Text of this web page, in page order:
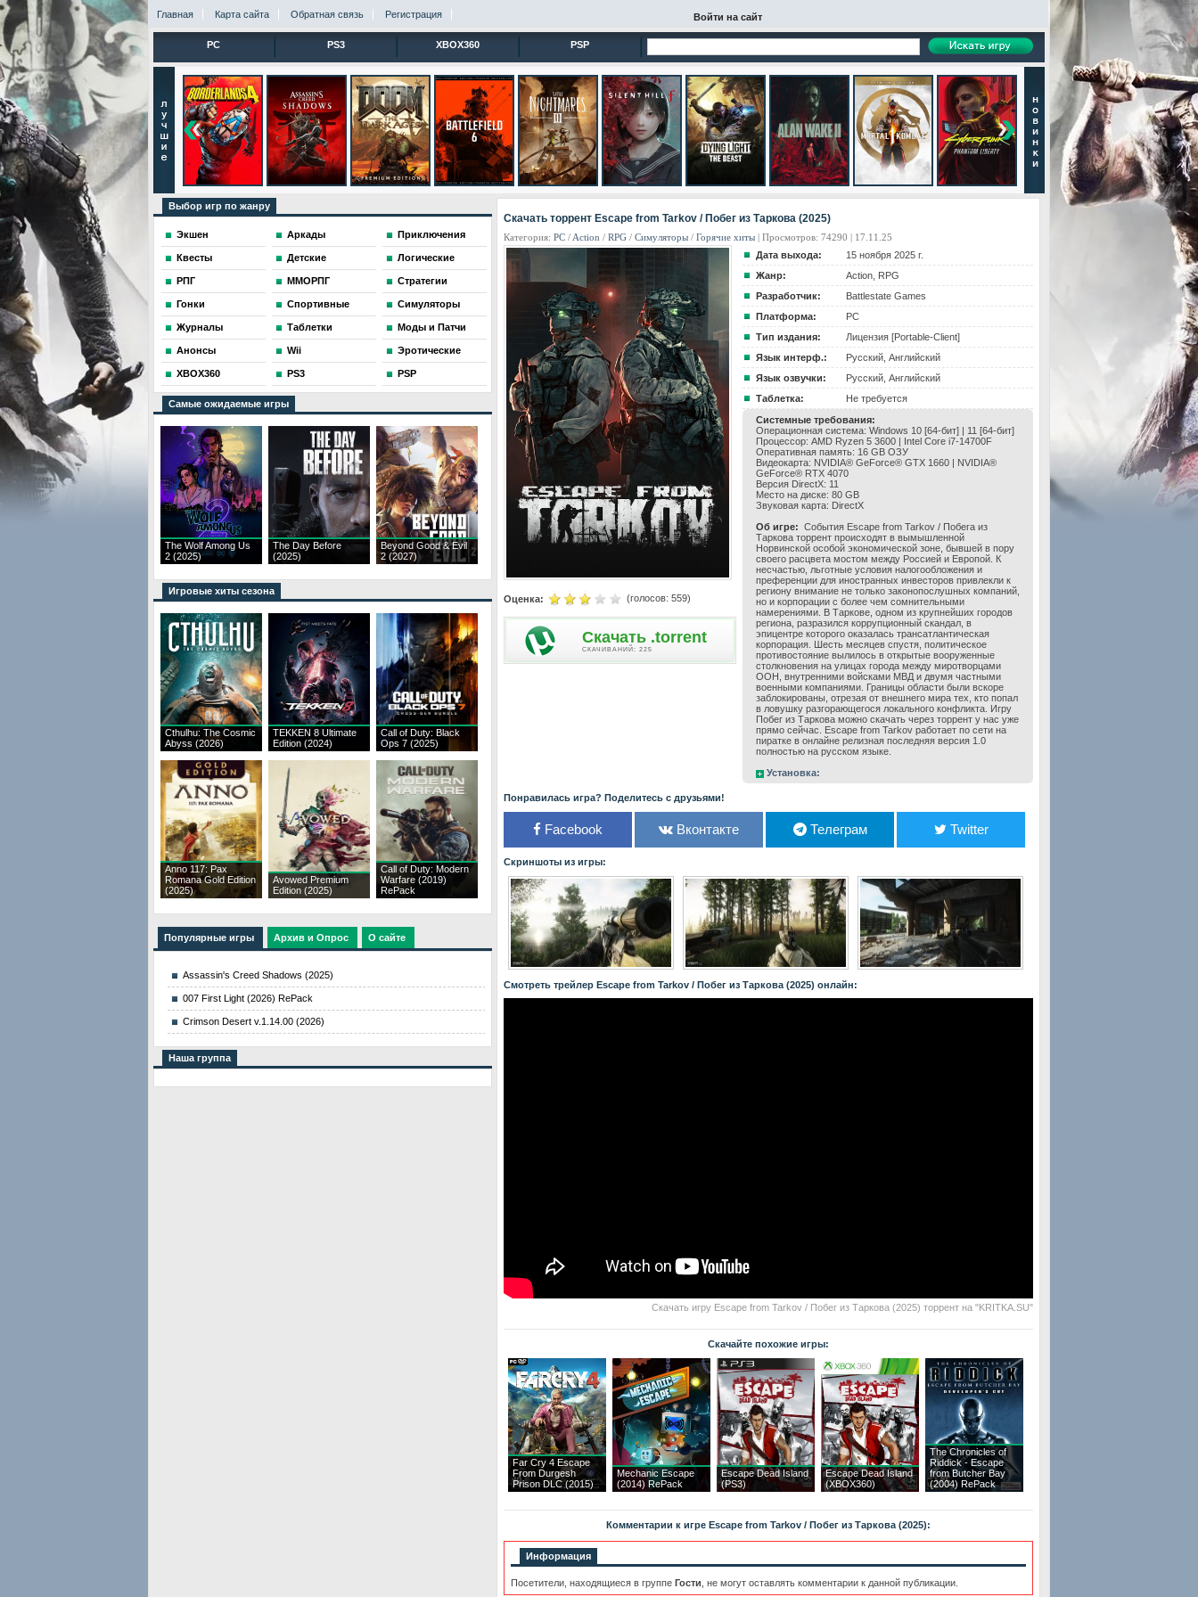
Главная Карта сайта Обратная связь Регистрация Войти на сайт
PC PS3 XBOX360 PSP
Выбор игр по жанру
Экшен Аркады Приключения
Квесты Детские Логические
РПГ ММОРПГ Стратегии
Гонки Спортивные Симуляторы
Журналы Таблетки Моды и Патчи
Анонсы Wii Эротические
XBOX360 PS3 PSP
Самые ожидаемые игры
The Wolf Among Us
2 (2025)
The Day Before
(2025)
Beyond Good & Evil
2 (2027)
Игровые хиты сезона
Cthulhu: The Cosmic
Abyss (2026)
TEKKEN 8 Ultimate
Edition (2024)
Call of Duty: Black
Ops 7 (2025)
Anno 117: Pax
Romana Gold Edition
(2025)
Avowed Premium
Edition (2025)
Call of Duty: Modern
Warfare (2019)
RePack
Популярные игры Архив и Опрос О сайте
Assassin's Creed Shadows (2025)
007 First Light (2026) RePack
Crimson Desert v.1.14.00 (2026)
Наша группа
Скачать торрент Escape from Tarkov / Побег из Таркова (2025)
Категория: PC / Action / RPG / Cимуляторы / Горячие хиты | Просмотров: 74290 | 17.11.25
Оценка: (голосов: 559)
Скачать .torrent
CКАЧИВАНИЙ: 225
Дата выхода:
15 ноября 2025 г.
Жанр:
Action, RPG
Разработчик:
Battlestate Games
Платформа:
PC
Тип издания:
Лицензия [Portable-Client]
Язык интерф.:
Русский, Английский
Язык озвучки:
Русский, Английский
Таблетка:
Не требуется
Системные требования:
Операционная система: Windows 10 [64-бит] | 11 [64-бит]
Процессор: AMD Ryzen 5 3600 | Intel Core i7-14700F
Оперативная память: 16 GB ОЗУ
Видеокарта: NVIDIA® GeForce® GTX 1660 | NVIDIA®
GeForce® RTX 4070
Версия DirectX: 11
Место на диске: 80 GB
Звуковая карта: DirectX
Об игре: События Escape from Tarkov / Побега из
Таркова торрент происходят в вымышленной
Норвинской особой экономической зоне, бывшей в пору
своего расцвета мостом между Россией и Европой. К
несчастью, льготные условия налогообложения и
преференции для иностранных инвесторов привлекли к
региону внимание не только законопослушных компаний,
но и корпорации с более чем сомнительными
намерениями. В Таркове, одном из крупнейших городов
региона, разразился коррупционный скандал, в
эпицентре которого оказалась трансатлантическая
корпорация. Шесть месяцев спустя, политическое
противостояние вылилось в открытые вооруженные
столкновения на улицах города между миротворцами
ООН, внутренними войсками МВД и двумя частными
военными компаниями. Границы области были вскоре
заблокированы, отрезая от внешнего мира тех, кто попал
в ловушку разгорающегося локального конфликта. Игру
Побег из Таркова можно скачать через торрент у нас уже
прямо сейчас. Escape from Tarkov работает по сети на
пиратке в онлайне релизная последняя версия 1.0
полностью на русском языке.
Установка:
Понравилась игра? Поделитесь с друзьями!
Facebook Вконтакте Телеграм Twitter
Скриншоты из игры:
Смотреть трейлер Escape from Tarkov / Побег из Таркова (2025) онлайн:
Скачать игру Escape from Tarkov / Побег из Таркова (2025) торрент на "KRITKA.SU"
Скачайте похожие игры:
Far Cry 4 Escape
From Durgesh
Prison DLC (2015)
Mechanic Escape
(2014) RePack
Escape Dead Island
(PS3)
Escape Dead Island
(XBOX360)
The Chronicles of
Riddick - Escape
from Butcher Bay
(2004) RePack
Комментарии к игре Escape from Tarkov / Побег из Таркова (2025):
Информация
Посетители, находящиеся в группе Гости , не могут оставлять комментарии к данной публикации.